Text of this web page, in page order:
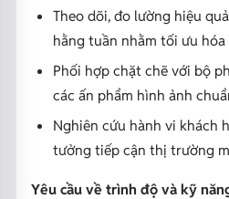
Theo dõi, đo lường hiệu
hằng tuần nhằm tối ưu
Phối hợp chặt chẽ với bộ
các ấn phẩm hình ảnh
Nghiên cứu hành vi khách
tưởng tiếp cận thị trường
Yêu cầu về trình độ và kỹ